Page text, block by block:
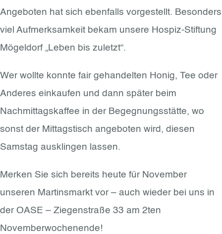
Angeboten hat sich ebenfalls vorgestellt. Besonders
viel Aufmerksamkeit bekam unsere Hospiz-Stiftung
Mögeldorf „Leben bis zuletzt“.
Wer wollte konnte fair gehandelten Honig, Tee oder
Anderes einkaufen und dann später beim
Nachmittagskaffee in der Begegnungsstätte, wo
sonst der Mittagstisch angeboten wird, diesen
Samstag ausklingen lassen.
Merken Sie sich bereits heute für November
unseren Martinsmarkt vor – auch wieder bei uns in
der OASE – Ziegenstraße 33 am 2ten
Novemberwochenende!